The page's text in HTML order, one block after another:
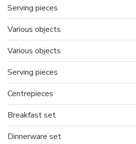
Serving pieces
Various objects
Various objects
Serving pieces
Centrepieces
Breakfast set
Dinnerware set